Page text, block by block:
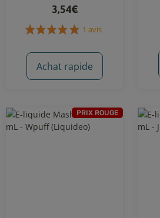
3,54€
Achat rapide
PRIX ROUGE